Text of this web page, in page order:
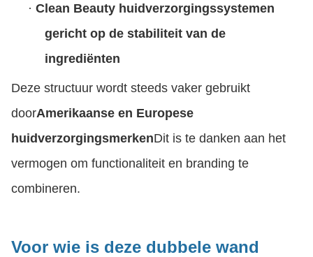
· Clean Beauty huidverzorgingssystemen
gericht op de stabiliteit van de
ingrediënten
Deze structuur wordt steeds vaker gebruikt
doorAmerikaanse en Europese
huidverzorgingsmerkenDit is te danken aan het
vermogen om functionaliteit en branding te
combineren.
Voor wie is deze dubbele wand